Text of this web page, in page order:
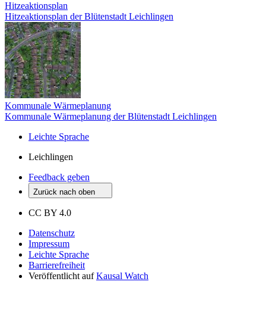
Hitzeaktionsplan
Hitzeaktionsplan der Blütenstadt Leichlingen
Kommunale Wärmeplanung
Kommunale Wärmeplanung der Blütenstadt Leichlingen
Leichte Sprache
Leichlingen
Feedback geben
Zurück nach oben
CC BY 4.0
Datenschutz
Impressum
Leichte Sprache
Barrierefreiheit
Veröffentlicht auf Kausal Watch